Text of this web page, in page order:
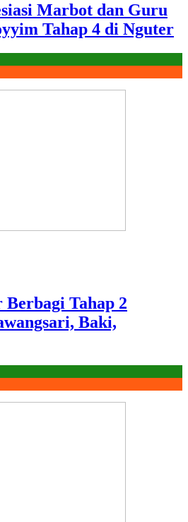
Marbot dan Guru
Tahap 4 di Nguter
Berbagi Tahap 2
Baki,